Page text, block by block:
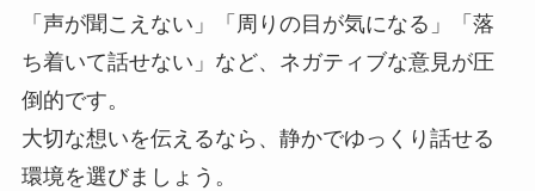
「声が聞こえない」「周りの目が気になる」「落
ち着いて話せない」など、ネガティブな意見が圧
倒的です。
大切な想いを伝えるなら、静かでゆっくり話せる
環境を選びましょう。